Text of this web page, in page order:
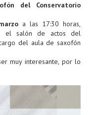
del Conservatorio
a las 17:30 horas,
el salón de actos del
del aula de saxofón
muy interesante, por lo